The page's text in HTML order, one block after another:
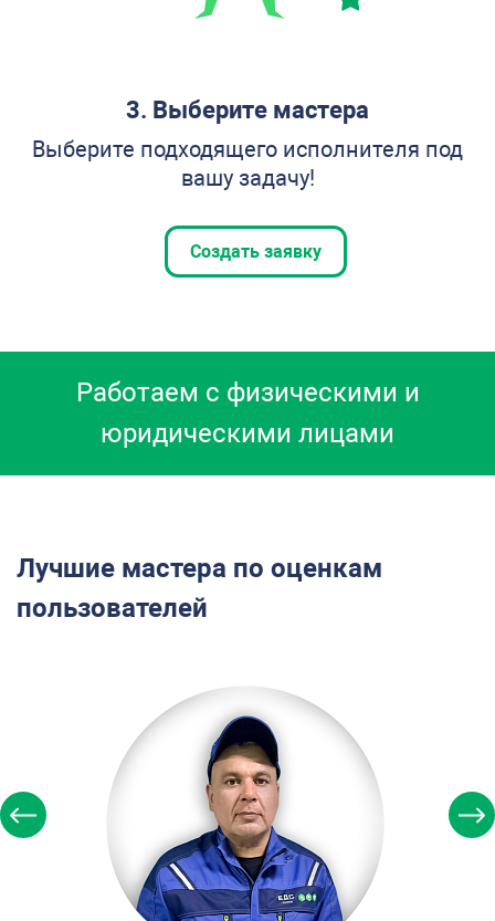
3. Выберите мастера
Выберите подходящего исполнителя под
вашу задачу!
Создать заявку
Работаем с физическими и
юридическими лицами
Лучшие мастера по оценкам
пользователей